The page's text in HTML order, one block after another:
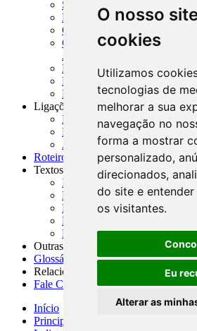
O nosso
cookies
Utilizamos
tecnologias de
melhorar a sua
navegação no
forma a mostrar
personalizado,
direcionados,
do site e
os visitantes.
Eu
Alterar as
SISORF - Manual de
MASUP - Manual de
CADOC - Catálogo de
CNAE-CONCLA -
Atividades Econômicas
PMF - Cartilhas do BCB
Manuais Auxiliares do BCB
Resenhas Diárias
Ligações Externas
Links Úteis
Presidência da República
Agências Nacionais
Roteiros para Estudos
Textos
Índice de Textos
Editorial
Monografias
Na Imprensa
Fórum de Discussão
Outras ferramentas
Glossário
Relacionamento
Fale Conosco
Início
Principais notícias